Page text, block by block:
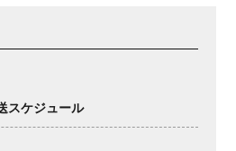
スケジュール